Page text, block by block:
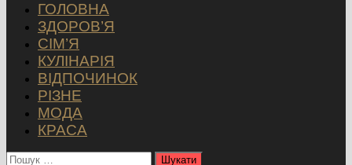
ГОЛОВНА
ЗДОРОВ’Я
СІМ’Я
КУЛІНАРІЯ
ВІДПОЧИНОК
РІЗНЕ
МОДА
КРАСА
Пошук: